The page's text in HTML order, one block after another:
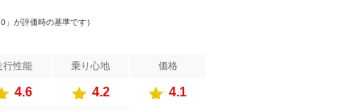
」が評価時の基準です）
行性能 乗り心地 価格
4.6 4.2 4.1